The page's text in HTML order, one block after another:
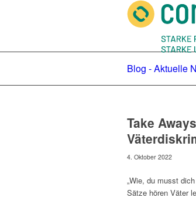
Blog - Aktuelle
Take
4. Oktober 2022
„Wie, du musst
Sätze hören Väter